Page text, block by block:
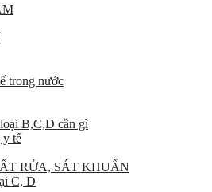
trong nước
B,C,D cần gì
y tế
RỬA, SÁT KHUẨN
C, D